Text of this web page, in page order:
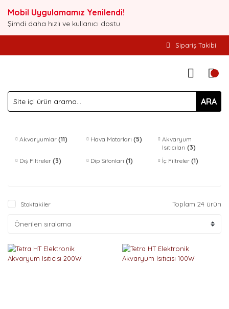
Mobil Uygulamamız Yenilendi!
Şimdi daha hızlı ve kullanıcı dostu
Sipariş Takibi
ARA
Akvaryumlar (11) Hava Motorları(5)
Akvaryum
Isıtıcıları (3)
Dış Filtreler (3) Dip Sifonları(1) İç Filtreler (1)
Stoktakiler Toplam 24 ürün